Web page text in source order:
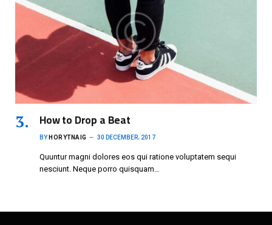
How to Drop a Beat
BY HORYTNAIG 30 DECEMBER، 2017
Quuntur magni dolores eos qui ratione voluptatem sequi
nesciunt. Neque porro quisquam…